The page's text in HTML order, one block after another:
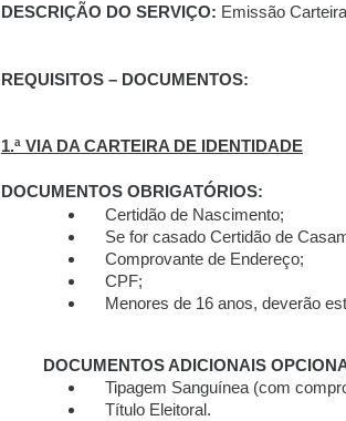
DESCRIÇÃO DO SERVIÇO: Emissão
REQUISITOS – DOCUMENTOS:
1.ª VIA DA CARTEIRA DE IDENTIDADE
DOCUMENTOS OBRIGATÓRIOS:
Certidão de Nascimento;
Se for casado Certidão de
Comprovante de Endereço;
CPF;
Menores de 16 anos, deverão
DOCUMENTOS ADICIONAIS
Tipagem Sanguínea (com
Título Eleitoral.